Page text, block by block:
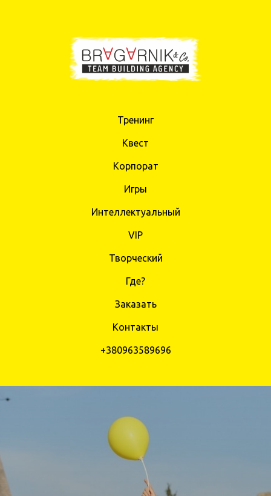
Тренинг
Квест
Корпорат
Игры
Интеллектуальный
VIP
Творческий
Где?
Заказать
Контакты
+380963589696